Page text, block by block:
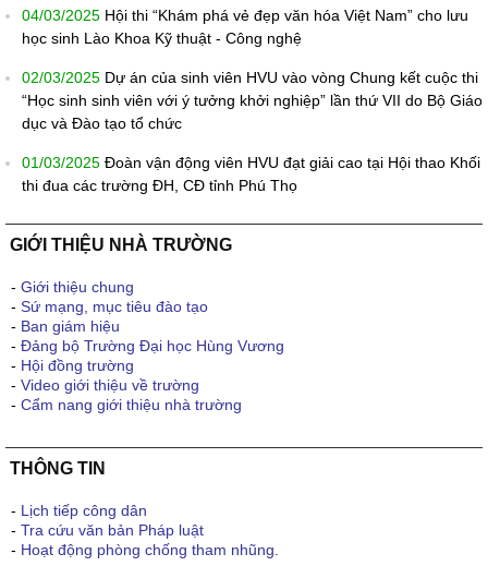
04/03/2025 Hội thi “Khám phá vẻ đẹp văn hóa Việt Nam” cho lưu
học sinh Lào Khoa Kỹ thuật - Công nghệ
02/03/2025 Dự án của sinh viên HVU vào vòng Chung kết cuộc thi
“Học sinh sinh viên với ý tưởng khởi nghiệp” lần thứ VII do Bộ Giáo
dục và Đào tạo tổ chức
01/03/2025 Đoàn vận động viên HVU đạt giải cao tại Hội thao Khối
thi đua các trường ĐH, CĐ tỉnh Phú Thọ
GIỚI THIỆU NHÀ TRƯỜNG
- Giới thiệu chung
- Sứ mạng, mục tiêu đào tạo
- Ban giám hiệu
- Đảng bộ Trường Đại học Hùng Vương
- Hội đồng trường
- Video giới thiệu về trường
- Cẩm nang giới thiệu nhà trường
THÔNG TIN
- Lịch tiếp công dân
- Tra cứu văn bản Pháp luật
- Hoạt động phòng chống tham nhũng.